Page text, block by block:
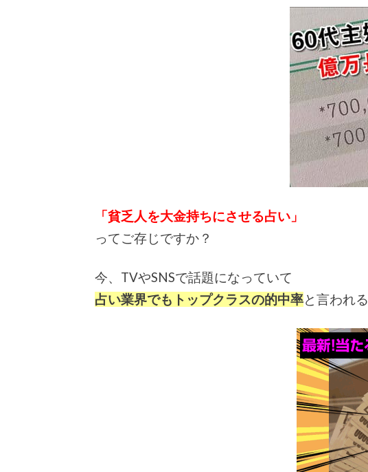
「貧乏人を大金持ちにさせる占い」
ってご存じですか？
今、TVやSNSで話題になっていて
占い業界でもトップクラスの的中率と言われる